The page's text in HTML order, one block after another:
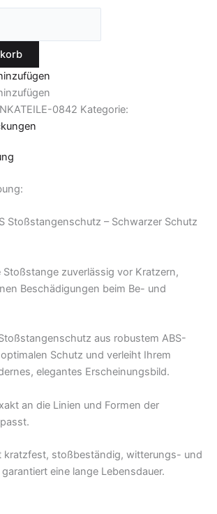
0842 Kategorie:
Stoßstangenschutz – Schwarzer Schutz
Stoßstange zuverlässig vor Kratzern,
Beschädigungen beim Be- und
aus robustem ABS-
Schutz und verleiht Ihrem
elegantes Erscheinungsbild.
an die Linien und Formen der
kratzfest, stoßbeständig, witterungs- und
eine lange Lebensdauer.